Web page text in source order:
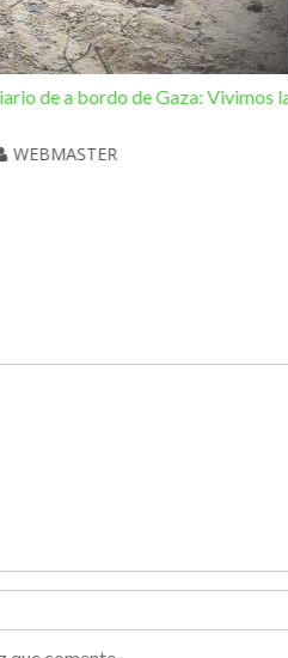
de a bordo de Gaza: Vivimos
WEBMASTER